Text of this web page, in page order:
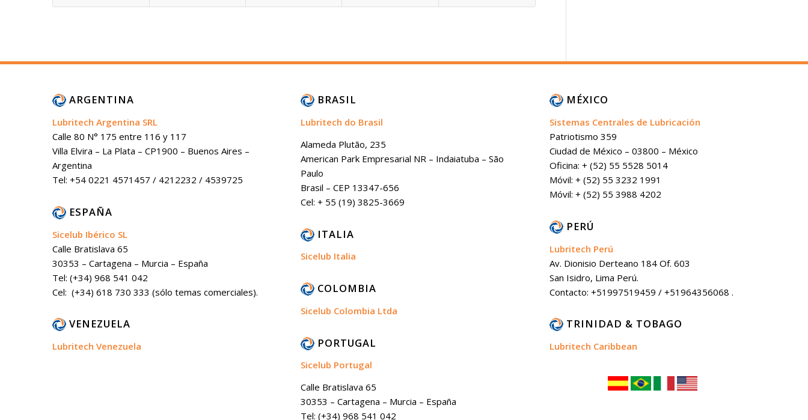
ARGENTINA
Lubritech Argentina SRL
Calle 80 N° 175 entre 116 y 117
Villa Elvira – La Plata – CP1900 – Buenos Aires –
Argentina
Tel: +54 0221 4571457 / 4212232 / 4539725
ESPAÑA
Sicelub Ibérico SL
Calle Bratislava 65
30353 – Cartagena – Murcia – España
Tel: (+34) 968 541 042
Cel: (+34) 618 730 333 (sólo temas comerciales).
VENEZUELA
Lubritech Venezuela
BRASIL
Lubritech do Brasil
Alameda Plutão, 235
American Park Empresarial NR – Indaiatuba – São
Paulo
Brasil – CEP 13347-656
Cel: + 55 (19) 3825-3669
ITALIA
Sicelub Italia
COLOMBIA
Sicelub Colombia Ltda
PORTUGAL
Sicelub Portugal
Calle Bratislava 65
30353 – Cartagena – Murcia – España
Tel: (+34) 968 541 042
MÉXICO
Sistemas Centrales de Lubricación
Patriotismo 359
Ciudad de México – 03800 – México
Oficina: + (52) 55 5528 5014
Móvil: + (52) 55 3232 1991
Móvil: + (52) 55 3988 4202
PERÚ
Lubritech Perú
Av. Dionisio Derteano 184 Of. 603
San Isidro, Lima Perú.
Contacto: +51997519459 / +51964356068 .
TRINIDAD & TOBAGO
Lubritech Caribbean